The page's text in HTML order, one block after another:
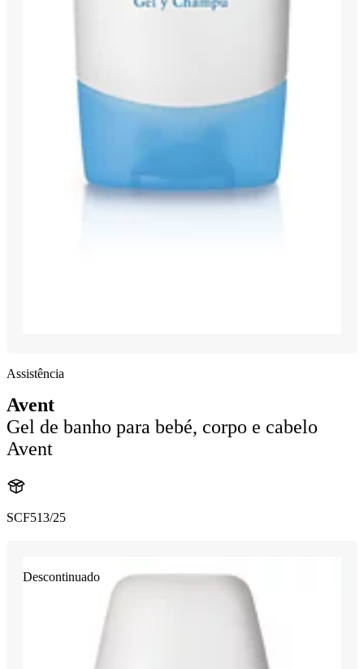
Assistência
Avent
Gel de banho para bebé, corpo e cabelo
Avent
SCF513/25
Descontinuado